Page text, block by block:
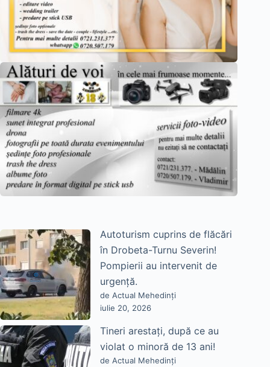
Autoturism cuprins de flăcări
în Drobeta-Turnu Severin!
Pompierii au intervenit de
urgență.
de Actual Mehedinți
iulie 20, 2026
Tineri arestați, după ce au
violat o minoră de 13 ani!
de Actual Mehedinți